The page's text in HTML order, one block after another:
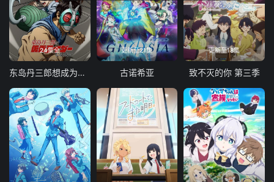
24集全
东岛丹三郎想成为假面骑士
更新至21集
古诺希亚
更新至18集
致不灭的你 第三季